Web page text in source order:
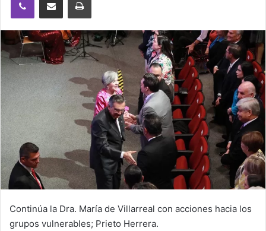
Continúa la Dra. María de Villarreal con acciones hacia los
grupos vulnerables; Prieto Herrera.